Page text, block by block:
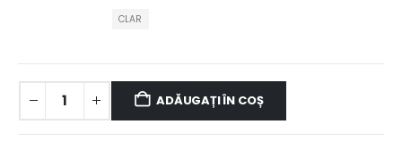
CLAR
ADĂUGAȚI ÎN COȘ